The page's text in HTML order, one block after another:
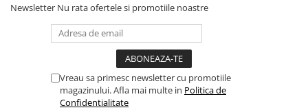
Newsletter Nu rata ofertele si promotiile noastre
Vreau sa primesc newsletter cu promotiile
magazinului. Afla mai multe in Politica de
Confidentialitate